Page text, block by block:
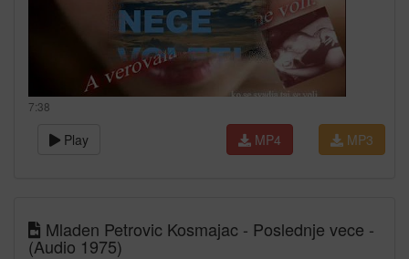
7:38
Play MP3
MP4
Mladen Petrovic Kosmajac - Poslednje vece -
(Audio 1975)